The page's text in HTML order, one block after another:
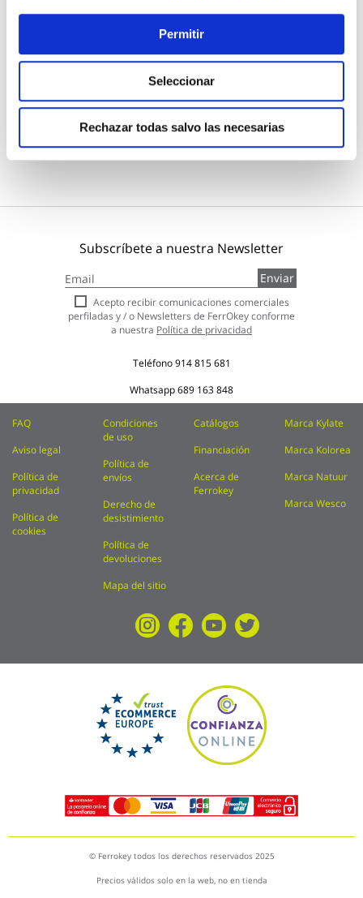
Permitir
Seleccionar
Rechazar todas salvo las necesarias
Cantonera antideslizante adh 50 x 2 m roble rufete
Rufete
15,20 €
Añadir al carrito
Subscríbete a nuestra Newsletter
a
nuestro
boletín
de
Enviar
Acepto recibir comunicaciones comerciales
perfiladas y / o Newsletters de FerrOkey conforme
a nuestra Política de privacidad
Teléfono914 815 681
Whatsapp689 163 848
FAQ
Aviso legal
Política de
privacidad
Política de
cookies
Condiciones
de uso
Política de
envíos
Derecho de
desistimiento
Política de
devoluciones
Mapa del sitio
Catálogos
Financiación
Acerca de
Ferrokey
Marca Kylate
Marca Kolorea
Marca Natuur
Marca Wesco
© Ferrokey todos los derechos reservados 2025
Precios válidos solo en la web, no en tienda